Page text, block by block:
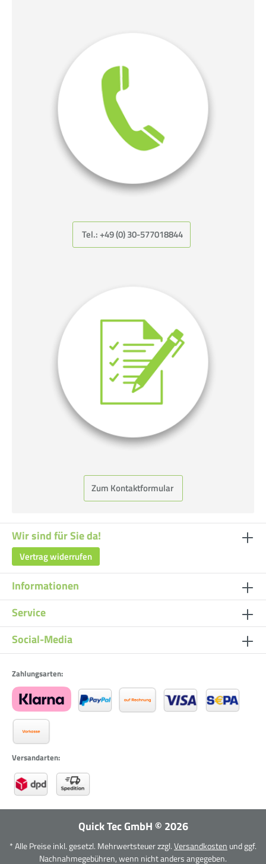
Tel.: +49 (0) 30-577018844
Zum Kontaktformular
Wir sind für Sie da!
Vertrag widerrufen
Informationen
Service
Social-Media
Zahlungsarten:
Versandarten:
Quick Tec GmbH © 2026
* Alle Preise inkl. gesetzl. Mehrwertsteuer zzgl.Versandkosten und ggf.
Nachnahmegebühren, wenn nicht anders angegeben.